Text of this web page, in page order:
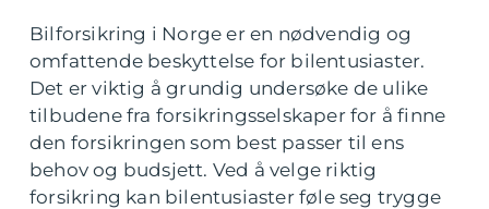
Bilforsikring i Norge er en nødvendig og
omfattende beskyttelse for bilentusiaster.
Det er viktig å grundig undersøke de ulike
tilbudene fra forsikringsselskaper for å finne
den forsikringen som best passer til ens
behov og budsjett. Ved å velge riktig
forsikring kan bilentusiaster føle seg trygge